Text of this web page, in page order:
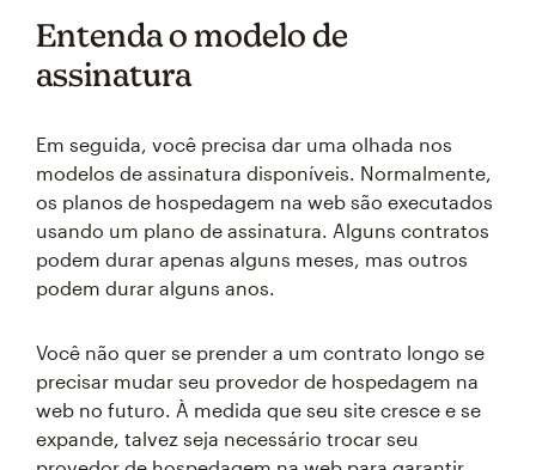
Entenda o modelo de
assinatura
Em seguida, você precisa dar uma olhada nos
modelos de assinatura disponíveis. Normalmente,
os planos de hospedagem na web são executados
usando um plano de assinatura. Alguns contratos
podem durar apenas alguns meses, mas outros
podem durar alguns anos.
Você não quer se prender a um contrato longo se
precisar mudar seu provedor de hospedagem na
web no futuro. À medida que seu site cresce e se
expande, talvez seja necessário trocar seu